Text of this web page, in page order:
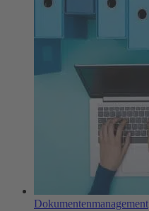
das
Dokumentenmanagement